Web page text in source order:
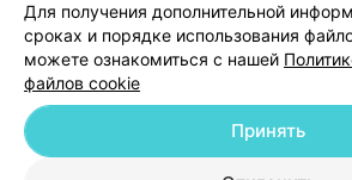
© 2026 ООО «Артокс Лаб», УНП 191700409|
Для получения дополнительной
сроках и порядке использования
можете ознакомиться с нашей
файлов cookie
Принять